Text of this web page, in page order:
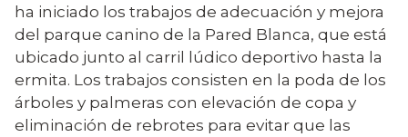
ha iniciado los trabajos de adecuación y mejora
del parque canino de la Pared Blanca, que está
ubicado junto al carril lúdico deportivo hasta la
ermita. Los trabajos consisten en la poda de los
árboles y palmeras con elevación de copa y
eliminación de rebrotes para evitar que las